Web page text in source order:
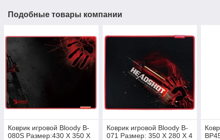
Подобные товары компании
Коврик игровой Bloody B-
080S Размер:430 X 350 X
Коврик игровой Bloody B-
071 Размер: 350 X 280 X 4